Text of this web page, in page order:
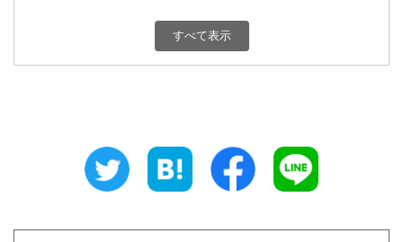
300円 富山県
300円 三重県
すべて表示